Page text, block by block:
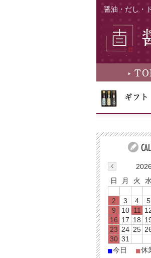
醤油・だし・
日
月 火 水
2
3 4 5
9
10 11
16 17 18
23 24 25
30 31
■今日 ■休